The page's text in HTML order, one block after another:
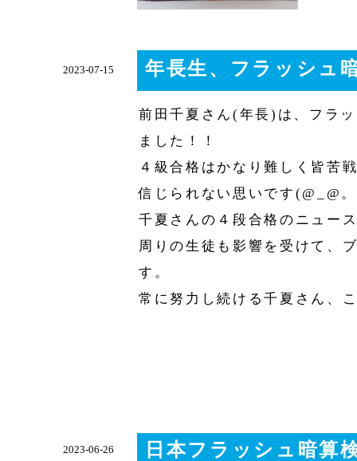
2023-07-15 年長生、フラッシュ暗
前田千夏さん(年長)は、フラ
ました！！
４級合格はかなり難しく皆苦
信じられない思いです(@_@。
千夏さんの４段合格のニュー
周りの生徒も影響を受けて、
す。
常に努力し続ける千夏さん、
2023-06-26 日本フラッシュ暗算